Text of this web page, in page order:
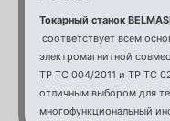
Токарный станок
соответствует всем
электромагнитной
ТР ТС 004/2011 и ТР ТС
отличным выбором для
многофункциональный